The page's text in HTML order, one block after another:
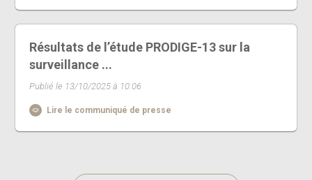
Résultats de l’étude PRODIGE-13 sur la
surveillance ...
Publié le 13/10/2025 à 10:06
Lire le communiqué de presse